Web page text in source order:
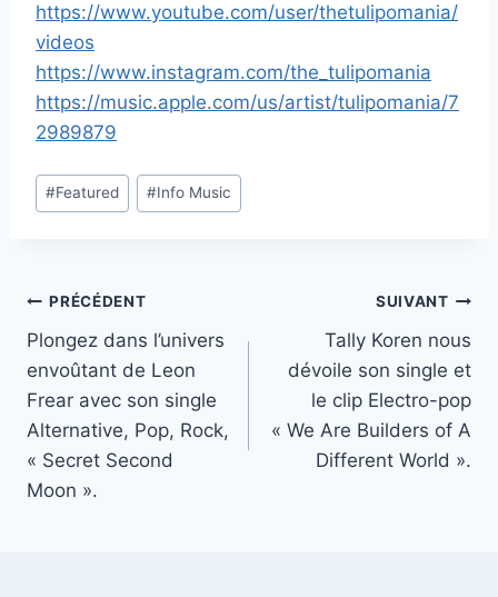
https://www.youtube.com/user/thetulipomania/
videos
https://www.instagram.com/the_tulipomania
https://music.apple.com/us/artist/tulipomania/7
2989879
Étiquettes
de
#Featured #Info Music
Navigation
de
l’article
PRÉCÉDENT
Plongez dans l’univers
envoûtant de Leon
Frear avec son single
Alternative, Pop, Rock,
« Secret Second
Moon ».
SUIVANT
Tally Koren nous
dévoile son single et
le clip Electro-pop
« We Are Builders of A
Different World ».